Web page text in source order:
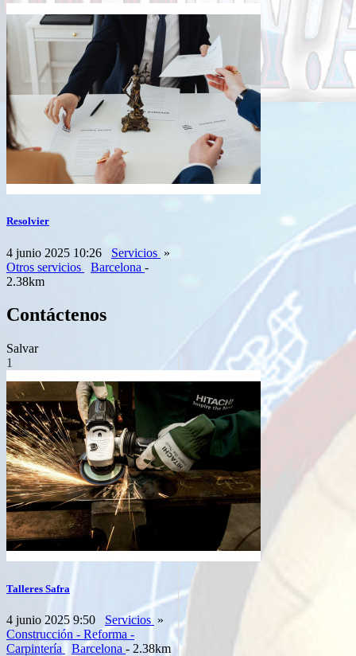
Resolvier
4 junio 2025 10:26 Servicios »
Otros servicios
Barcelona -
2.38km
Contáctenos
Salvar
1
Talleres Safra
4 junio 2025 9:50 Servicios »
Construcción - Reforma -
Carpintería
Barcelona - 2.38km